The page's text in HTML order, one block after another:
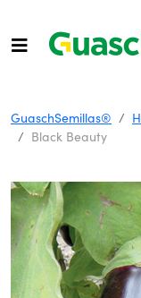
GuaschSemillas®
Black Beauty